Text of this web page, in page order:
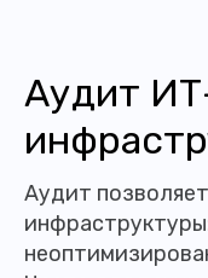
Аудит
Аудит